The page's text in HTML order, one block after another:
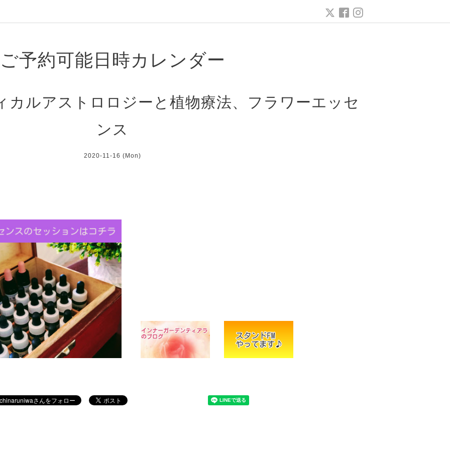
ご予約可能日時カレンダー
カルアストロロジーと植物療法、フラワーエッセ
ンス
2020-11-16 (Mon)